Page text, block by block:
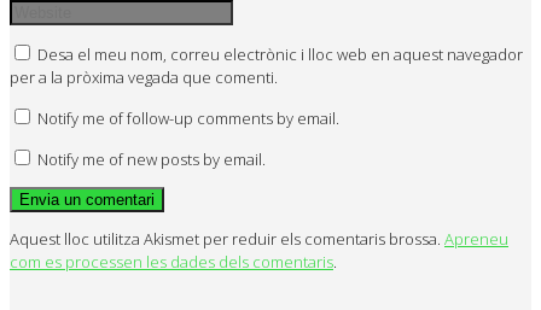
Desa el meu nom, correu electrònic i lloc web en aquest navegador
per a la pròxima vegada que comenti.
Notify me of follow-up comments by email.
Notify me of new posts by email.
Aquest lloc utilitza Akismet per reduir els comentaris brossa. Apreneu
com es processen les dades dels comentaris.